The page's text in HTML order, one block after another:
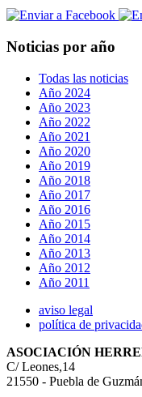
Noticias por año
Todas las noticias
Año 2024
Año 2023
Año 2022
Año 2021
Año 2020
Año 2019
Año 2018
Año 2017
Año 2016
Año 2015
Año 2014
Año 2013
Año 2012
Año 2011
aviso legal
política de
ASOCIACIÓN
C/ Leones,14
21550 - Puebla de